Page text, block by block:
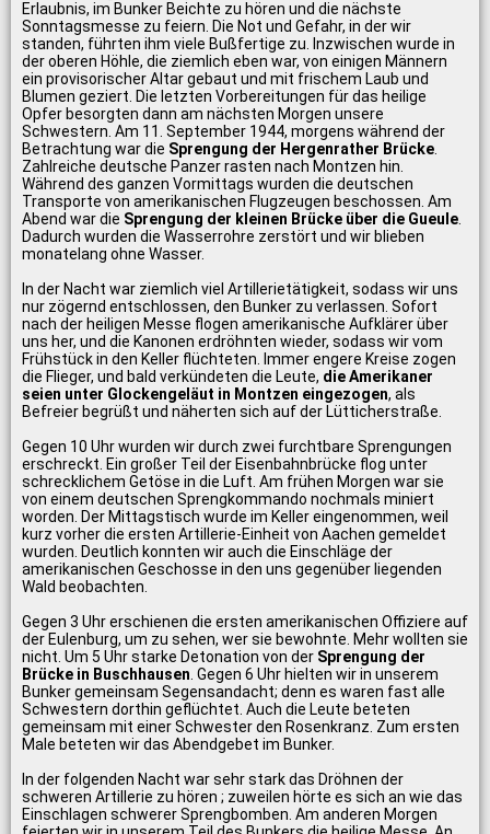
Erlaubnis, im Bunker Beichte zu hören und die nächste
Sonntagsmesse zu feiern. Die Not und Gefahr, in der wir
standen, führten ihm viele Bußfertige zu. Inzwischen wurde in
der oberen Höhle, die ziemlich eben war, von einigen Männern
ein provisorischer Altar gebaut und mit frischem Laub und
Blumen geziert. Die letzten Vorbereitungen für das heilige
Opfer besorgten dann am nächsten Morgen unsere
Schwestern. Am 11. September 1944, morgens während der
Betrachtung war die Sprengung der Hergenrather Brücke.
Zahlreiche deutsche Panzer rasten nach Montzen hin.
Während des ganzen Vormittags wurden die deutschen
Transporte von amerikanischen Flugzeugen beschossen. Am
Abend war die Sprengung der kleinen Brücke über die Gueule.
Dadurch wurden die Wasserrohre zerstört und wir blieben
monatelang ohne Wasser.
In der Nacht war ziemlich viel Artillerietätigkeit, sodass wir uns
nur zögernd entschlossen, den Bunker zu verlassen. Sofort
nach der heiligen Messe flogen amerikanische Aufklärer über
uns her, und die Kanonen erdröhnten wieder, sodass wir vom
Frühstück in den Keller flüchteten. Immer engere Kreise zogen
die Flieger, und bald verkündeten die Leute, die Amerikaner
seien unter Glockengeläut in Montzen eingezogen, als
Befreier begrüßt und näherten sich auf der Lütticherstraße.
Gegen 10 Uhr wurden wir durch zwei furchtbare Sprengungen
erschreckt. Ein großer Teil der Eisenbahnbrücke flog unter
schrecklichem Getöse in die Luft. Am frühen Morgen war sie
von einem deutschen Sprengkommando nochmals miniert
worden. Der Mittagstisch wurde im Keller eingenommen, weil
kurz vorher die ersten Artillerie-Einheit von Aachen gemeldet
wurden. Deutlich konnten wir auch die Einschläge der
amerikanischen Geschosse in den uns gegenüber liegenden
Wald beobachten.
Gegen 3 Uhr erschienen die ersten amerikanischen Offiziere auf
der Eulenburg, um zu sehen, wer sie bewohnte. Mehr wollten sie
nicht. Um 5 Uhr starke Detonation von der Sprengung der
Brücke in Buschhausen. Gegen 6 Uhr hielten wir in unserem
Bunker gemeinsam Segensandacht; denn es waren fast alle
Schwestern dorthin geflüchtet. Auch die Leute beteten
gemeinsam mit einer Schwester den Rosenkranz. Zum ersten
Male beteten wir das Abendgebet im Bunker.
In der folgenden Nacht war sehr stark das Dröhnen der
schweren Artillerie zu hören ; zuweilen hörte es sich an wie das
Einschlagen schwerer Sprengbomben. Am anderen Morgen